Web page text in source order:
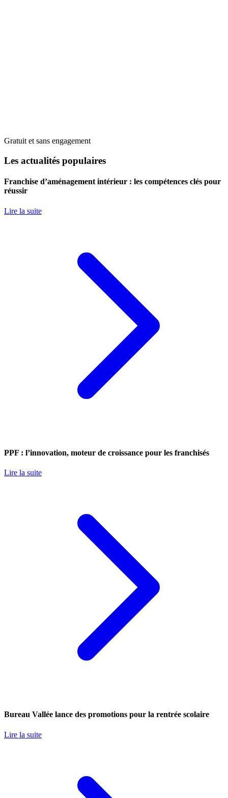
Gratuit et sans engagement
Les actualités populaires
Franchise d’aménagement intérieur : les compétences clés pour
réussir
Lire la suite
PPF : l’innovation, moteur de croissance pour les franchisés
Lire la suite
Bureau Vallée lance des promotions pour la rentrée scolaire
Lire la suite